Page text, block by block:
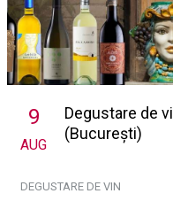
9
AUG
Degustare de
(București)
DEGUSTARE DE VIN